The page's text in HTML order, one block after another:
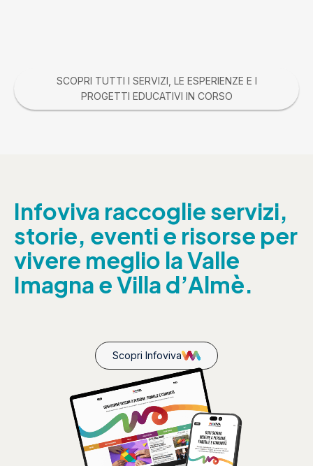
SCOPRI TUTTI I SERVIZI, LE ESPERIENZE E I
PROGETTI EDUCATIVI IN CORSO
Infoviva raccoglie servizi,
storie, eventi e risorse per
vivere meglio la Valle
Imagna e Villa d’Almè.
Scopri Infoviva